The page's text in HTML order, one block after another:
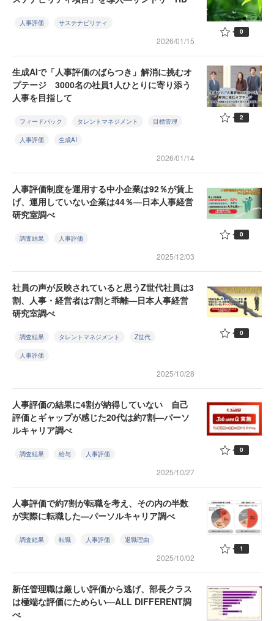
人事評価 サステナビリティ
2026/01/15
0
生成AIで「人事評価のばらつき」解消に挑むオ
プテージ 3000名の社員1人ひとりに寄り添う
人事を目指して
フィードバック タレントマネジメント 目標管理
人事評価 生成AI
2026/01/14
2
人事評価制度を運用する中小企業は92％が賃上
げ、運用していない企業は44％—日本人事経営
研究室調べ
調査結果 人事評価
2025/12/03
0
社員の声が反映されていると思うZ世代社員は3
割、人事・経営者は7割と乖離—日本人事経営
研究室調べ
調査結果 タレントマネジメント Z世代
人事評価
2025/10/28
0
人事評価の結果に4割が納得していない 自己
評価とギャップが感じた20代は約7割—パーソ
ルキャリア調べ
調査結果 給与 人事評価
2025/10/27
0
人事評価で約7割が転職を考え、その内の半数
が実際に転職した—パーソルキャリア調べ
調査結果 転職 人事評価 退職理由
2025/10/02
1
新任管理職は厳しい評価から逃げ、部長クラス
は極端な評価にためらい—ALL DIFFERENT調
べ